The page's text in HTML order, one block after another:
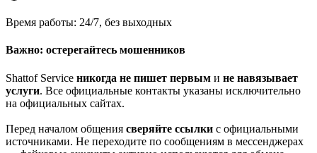
Время работы: 24/7, без выходных
Важно: остерегайтесь мошенников
Shattof Service никогда не пишет первым и не навязывает
услуги. Все официальные контакты указаны исключительно
на официальных сайтах.
Перед началом общения сверяйте ссылки с официальными
источниками. Не переходите по сообщениям в мессенджерах